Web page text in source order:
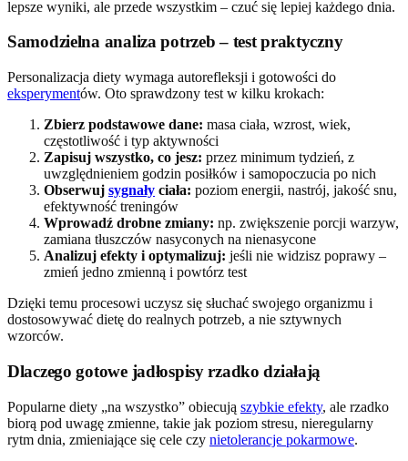
lepsze wyniki, ale przede wszystkim – czuć się lepiej każdego dnia.
Samodzielna analiza potrzeb – test praktyczny
Personalizacja diety wymaga autorefleksji i gotowości do
eksperymentów. Oto sprawdzony test w kilku krokach:
Zbierz podstawowe dane: masa ciała, wzrost, wiek,
częstotliwość i typ aktywności
Zapisuj wszystko, co jesz: przez minimum tydzień, z
uwzględnieniem godzin posiłków i samopoczucia po nich
Obserwuj sygnały ciała: poziom energii, nastrój, jakość snu,
efektywność treningów
Wprowadź drobne zmiany: np. zwiększenie porcji warzyw,
zamiana tłuszczów nasyconych na nienasycone
Analizuj efekty i optymalizuj: jeśli nie widzisz poprawy –
zmień jedno zmienną i powtórz test
Dzięki temu procesowi uczysz się słuchać swojego organizmu i
dostosowywać dietę do realnych potrzeb, a nie sztywnych
wzorców.
Dlaczego gotowe jadłospisy rzadko działają
Popularne diety „na wszystko” obiecują szybkie efekty, ale rzadko
biorą pod uwagę zmienne, takie jak poziom stresu, nieregularny
rytm dnia, zmieniające się cele czy nietolerancje pokarmowe.